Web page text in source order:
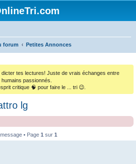
forum Petites Annonces
dicter tes lectures! Juste de vrais échanges entre
humains passionnés.
critique 🧠 pour faire le ... tri 😉.
lg
• Page 1 sur 1